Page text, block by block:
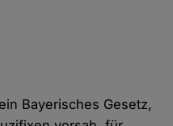
Bayerisches Gesetz,